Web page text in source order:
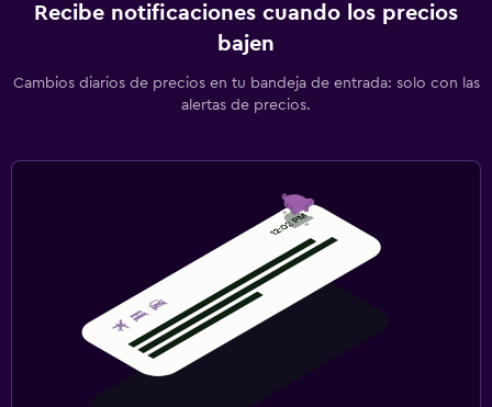
Recibe notificaciones cuando los precios
bajen
Cambios diarios de precios en tu bandeja de entrada: solo con las
alertas de precios.